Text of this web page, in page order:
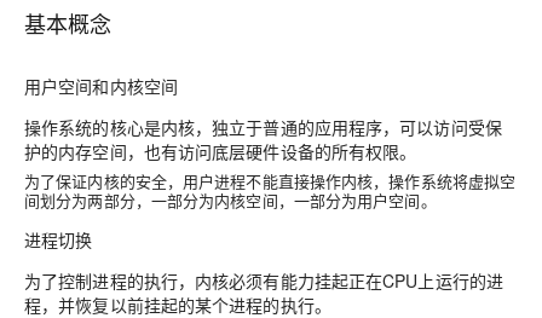
基本概念
用户空间和内核空间
操作系统的核心是内核，独立于普通的应用程序，可以访问受保
护的内存空间，也有访问底层硬件设备的所有权限。
为了保证内核的安全，用户进程不能直接操作内核，操作系统将虚拟空
间划分为两部分，一部分为内核空间，一部分为用户空间。
进程切换
为了控制进程的执行，内核必须有能力挂起正在CPU上运行的进
程，并恢复以前挂起的某个进程的执行。